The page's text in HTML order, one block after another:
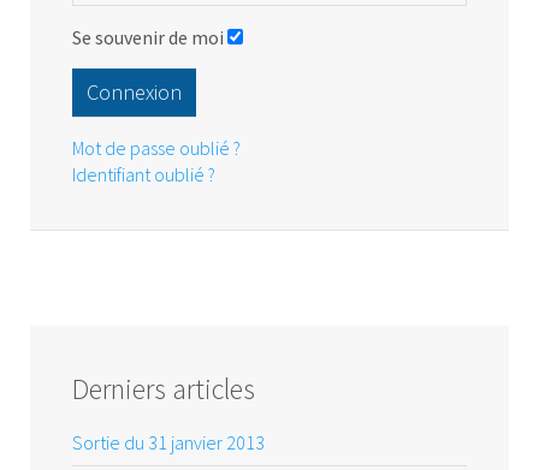
Se souvenir de moi
Connexion
Mot de passe oublié ?
Identifiant oublié ?
Derniers articles
Sortie du 31 janvier 2013